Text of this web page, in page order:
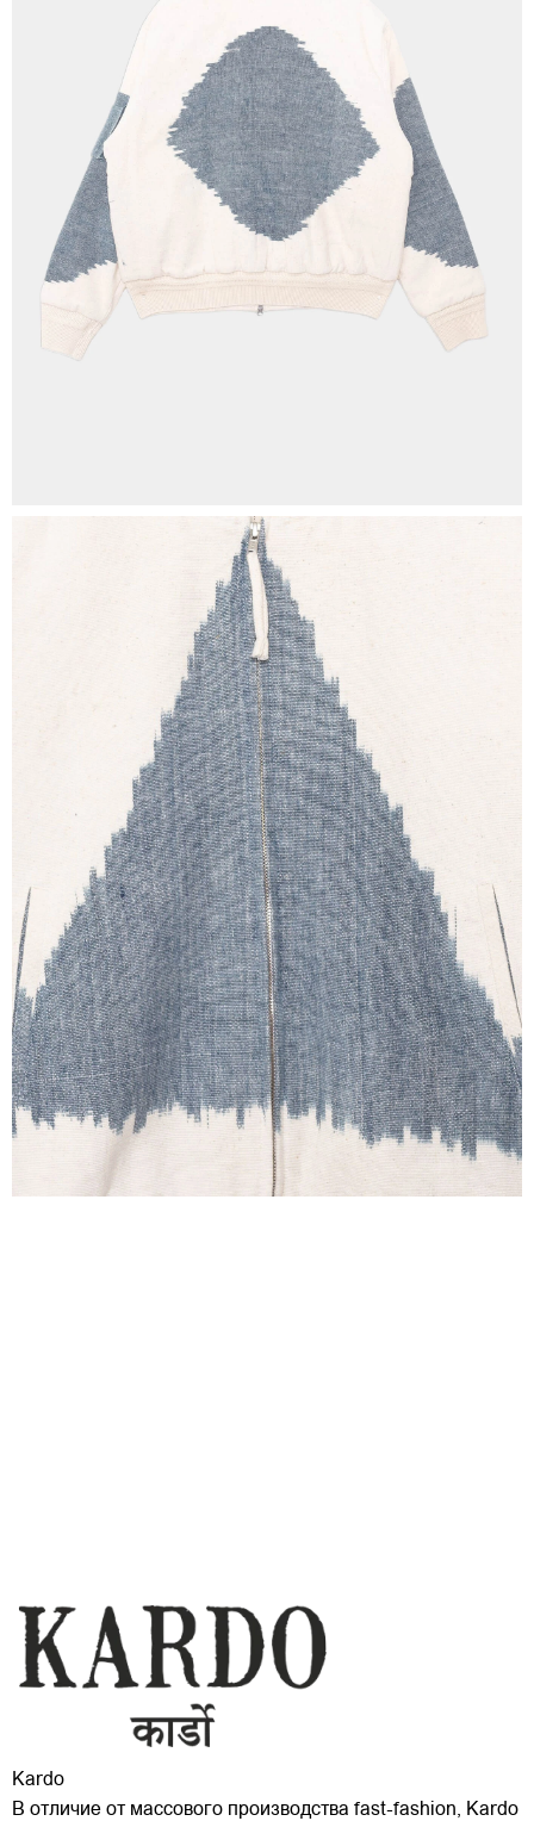
Kardo
В отличие от массового производства fast-fashion, Kardo